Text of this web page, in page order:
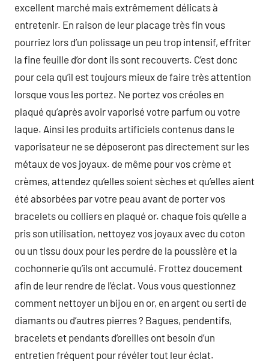
excellent marché mais extrêmement délicats à
entretenir. En raison de leur placage très fin vous
pourriez lors d’un polissage un peu trop intensif, effriter
la fine feuille d’or dont ils sont recouverts. C’est donc
pour cela qu’il est toujours mieux de faire très attention
lorsque vous les portez. Ne portez vos créoles en
plaqué qu’après avoir vaporisé votre parfum ou votre
laque. Ainsi les produits artificiels contenus dans le
vaporisateur ne se déposeront pas directement sur les
métaux de vos joyaux. de même pour vos crème et
crèmes, attendez qu’elles soient sèches et qu’elles aient
été absorbées par votre peau avant de porter vos
bracelets ou colliers en plaqué or. chaque fois qu’elle a
pris son utilisation, nettoyez vos joyaux avec du coton
ou un tissu doux pour les perdre de la poussière et la
cochonnerie qu’ils ont accumulé. Frottez doucement
afin de leur rendre de l’éclat. Vous vous questionnez
comment nettoyer un bijou en or, en argent ou serti de
diamants ou d’autres pierres ? Bagues, pendentifs,
bracelets et pendants d’oreilles ont besoin d’un
entretien fréquent pour révéler tout leur éclat.